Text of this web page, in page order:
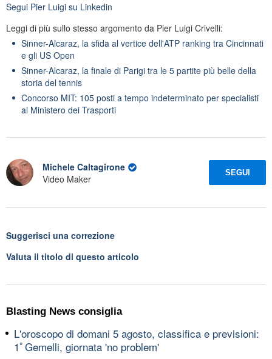
Segui Pier Luigi su Linkedin
Leggi di più sullo stesso argomento da Pier Luigi Crivelli:
Sinner-Alcaraz, la sfida al vertice dell'ATP ranking tra Cincinnati
e gli US Open
Sinner-Alcaraz, la finale di Parigi tra le 5 partite più belle della
storia del tennis
Concorso MIT: 105 posti a tempo indeterminato per specialisti
al Ministero dei Trasporti
Michele Caltagirone
Video Maker
SEGUI
Suggerisci una correzione
Valuta il titolo di questo articolo
Blasting News consiglia
L'oroscopo di domani 5 agosto, classifica e previsioni:
1ﾟGemelli, giornata 'no problem'